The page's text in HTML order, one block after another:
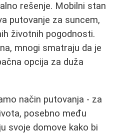
rešenje. Mobilni stan
putovanje za suncem,
životnih pogodnosti.
mnogi smatraju da je
opcija za duža
način putovanja - za
posebno među
svoje domove kako bi